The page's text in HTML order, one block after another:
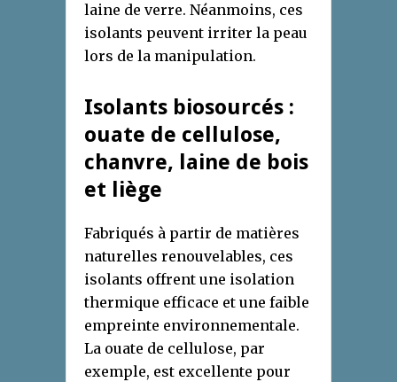
laine de verre. Néanmoins, ces
isolants peuvent irriter la peau
lors de la manipulation.
Isolants biosourcés :
ouate de cellulose,
chanvre, laine de bois
et liège
Fabriqués à partir de matières
naturelles renouvelables, ces
isolants offrent une isolation
thermique efficace et une faible
empreinte environnementale.
La ouate de cellulose, par
exemple, est excellente pour